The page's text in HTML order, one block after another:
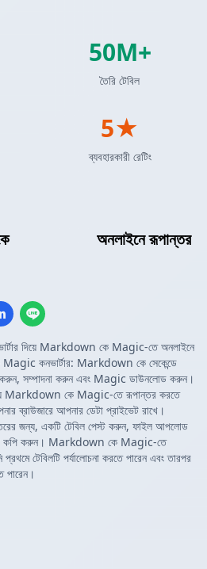
অনলাইনে রূপান্তর
দিয়ে Markdown কে Magic-তে অনলাইনে
কনভার্টার: Markdown কে সেকেন্ডে
সম্পাদনা করুন এবং Magic ডাউনলোড করুন।
Markdown কে Magic-তে রূপান্তর করতে
ব্রাউজারে আপনার ডেটা প্রাইভেট রাখে।
জন্য, একটি টেবিল পেস্ট করুন, ফাইল আপলোড
কপি করুন। Markdown কে Magic-তে
টেবিলটি পর্যালোচনা করতে পারেন এবং তারপর
50M+
তৈরি টেবিল
5★
ব্যবহারকারী রেটিং